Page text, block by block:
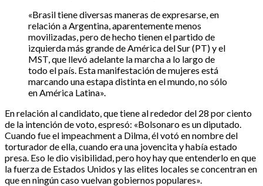
«Brasil tiene diversas maneras de expresarse, en
relación a Argentina, aparentemente menos
movilizadas, pero de hecho tienen el partido de
izquierda más grande de América del Sur (PT) y el
MST, que llevó adelante la marcha a lo largo de
todo el país. Esta manifestación de mujeres está
marcando una estapa distinta en el mundo, no sólo
en América Latina».
En relación al candidato, que tiene al rededor del 28 por ciento
de la intención de voto, espresó: «Bolsonaro es un diputado.
Cuando fue el impeachment a Dilma, él votó en nombre del
torturador de ella, cuando era una jovencita y había estado
presa. Eso le dio visibilidad, pero hoy hay que entenderlo en que
la fuerza de Estados Unidos y las elites locales se concentran en
que en ningún caso vuelvan gobiernos populares».